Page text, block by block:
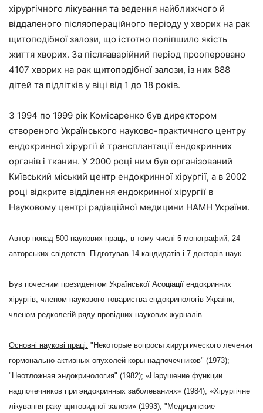
хірургічного лікування та ведення найближчого й
віддаленого післяопераційного періоду у хворих на рак
щитоподібної залози, що істотно поліпшило якість
життя хворих. За післяаварійний період прооперовано
4107 хворих на рак щитоподібної залози, із них 888
дітей та підлітків у віці від 1 до 18 років.
З 1994 по 1999 рік Комісаренко був директором
створеного Українського науково-практичного центру
ендокринної хірургії й трансплантації ендокринних
органів і тканин. У 2000 році ним був організований
Київський міський центр ендокринної хірургії, а в 2002
році відкрите відділення ендокринної хірургії в
Науковому центрі радіаційної медицини НАМН України.
Автор понад 500 наукових праць, в тому числі 5 монографий, 24
авторських свідотств. Підготував 14 кандидатів і 7 докторів наук.
Був почесним президентом Української Асоціації ендокринних
хірургів, членом наукового товариства ендокринологів України,
членом редколегій ряду провідних наукових журналів.
Основні наукові праці: "Некоторые вопросы хи­ру­рги­чес­­кого лечения
гормонально-актив­ных опухолей коры надпочечников" (1973);
" Неотложная эндокриноло­гия" (1982); «Нарушение функции
надпочечников при эндокринных заболеваниях» (1984); «Хірургічне
лікування раку щитовидної залози» (1993); " Медицинские